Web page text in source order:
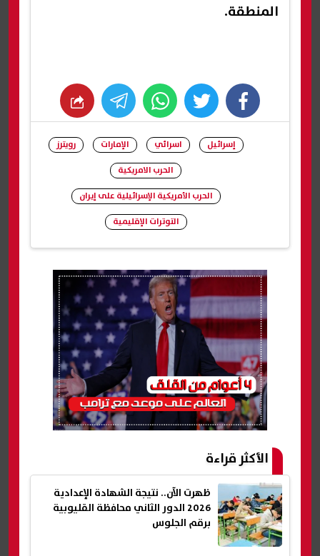
المنطقة.
facebook
twitter
whats
إسرائيل اسرائي الإمارات
رويترز
الحرب الامريكية
الحرب الأمريكية الإسرائيلية على إيران
التوترات الإقليمية
الأكثر قراءة
ظهرت الآن.. نتيجة الشهادة الإعدادية
2026 الدور الثاني محافظة القليوبية
برقم الجلوس